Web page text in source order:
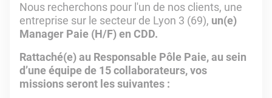
Nous recherchons pour l'un de nos clients, une
entreprise sur le secteur de Lyon 3 (69), un(e)
Manager Paie (H/F) en CDD.
Rattaché(e) au Responsable Pôle Paie, au sein
d’une équipe de 15 collaborateurs, vos
missions seront les suivantes :